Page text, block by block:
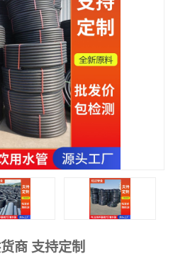
商 支持定制
联塑PPR管
联塑家装红蓝线管